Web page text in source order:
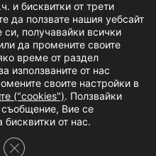
.|Изработка: S.I.T Solutions
и бисквитки от трети
да ползвате нашия уебсайт
си, получавайки всички
да промените своите
време от раздел
използваните от нас
своите настройки в
("cookies"). Ползвайки
съобщение, Вие се
бисквитки от нас.
Close GDPR Cookie Banner